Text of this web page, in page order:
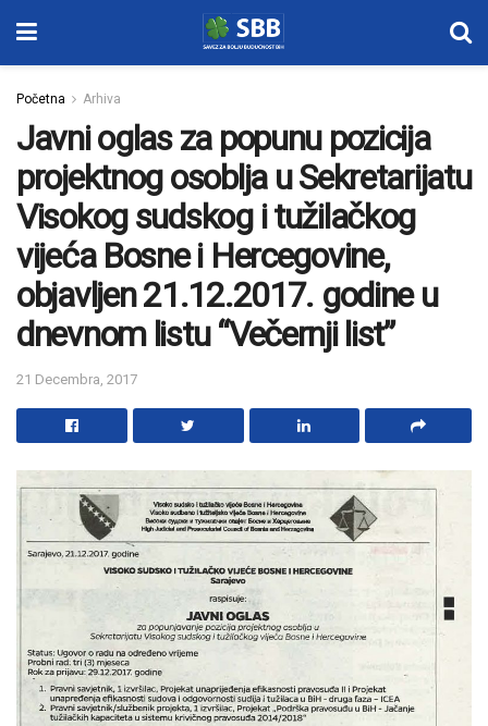
Početna Arhiva
Javni oglas za popunu pozicija
projektnog osoblja u Sekretarijatu
Visokog sudskog i tužilačkog
vijeća Bosne i Hercegovine,
objavljen 21.12.2017. godine u
dnevnom listu “Večernji list”
21 Decembra, 2017